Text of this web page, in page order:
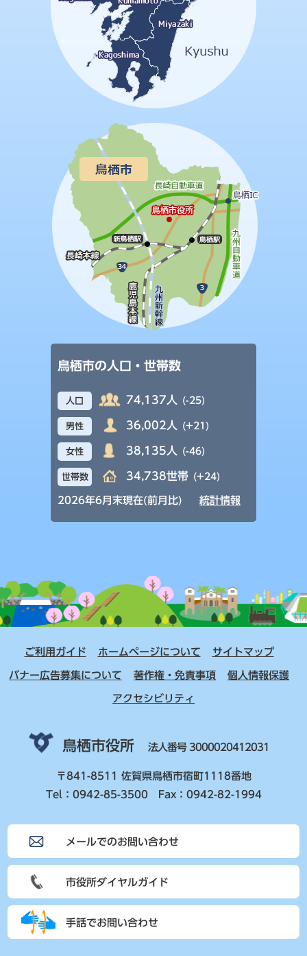
鳥栖市の人口・世帯数
人口 74,137人 (-25)
男性 36,002人 (+21)
女性 38,135人 (-46)
世帯数 34,738世帯 (+24)
2026年6月末現在(前月比) 統計情報
ご利用ガイド ホームページについて サイトマップ
バナー広告募集について 著作権・免責事項 個人情報保護
アクセシビリティ
鳥栖市役所 法人番号 3000020412031
〒841-8511 佐賀県鳥栖市宿町1118番地
Tel：0942-85-3500 Fax：0942-82-1994
メールでのお問い合わせ
市役所ダイヤルガイド
手話でお問い合わせ